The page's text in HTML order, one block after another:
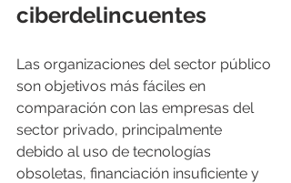
ciberdelincuentes
Las organizaciones del sector público
son objetivos más fáciles en
comparación con las empresas del
sector privado, principalmente
debido al uso de tecnologías
obsoletas, financiación insuficiente y